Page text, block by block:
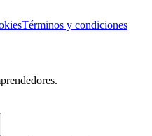
Términos y condiciones